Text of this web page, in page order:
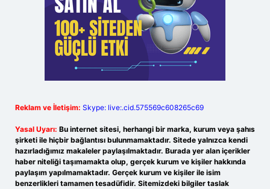
Reklam ve İletişim: Skype: live:.cid.575569c608265c69
Yasal Uyarı: Bu internet sitesi, herhangi bir marka, kurum veya şahıs
şirketi ile hiçbir bağlantısı bulunmamaktadır. Sitede yalnızca kendi
hazırladığımız makaleler paylaşılmaktadır. Burada yer alan içerikler
haber niteliği taşımamakta olup, gerçek kurum ve kişiler hakkında
paylaşım yapılmamaktadır. Gerçek kurum ve kişiler ile isim
benzerlikleri tamamen tesadüfidir. Sitemizdeki bilgiler taslak